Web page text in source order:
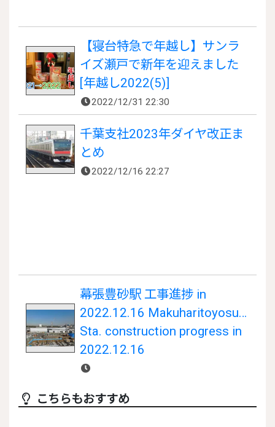
【寝台特急で年越し】サンラ
イズ瀬戸で新年を迎えました
[年越し2022(5)]
2022/12/31 22:30
千葉支社2023年ダイヤ改正ま
とめ
2022/12/16 22:27
幕張豊砂駅 工事進捗 in
2022.12.16 Makuharitoyosuna
Sta. construction progress in
2022.12.16
こちらもおすすめ